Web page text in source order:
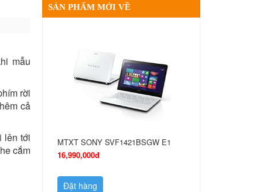
mẫu
rời
cả
lên tới
cắm
SẢN PHẨM MỚI VỀ
MTXT SONY SVF1421BSGW E1
16,990,000đ
Đặt hàng